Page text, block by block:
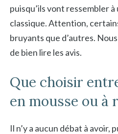
puisqu’ils vont ressembler
classique. Attention,
bruyants que d’autres.
de bien lire les avis.
Que choisir
en mousse ou à
Il n’y a aucun débat à